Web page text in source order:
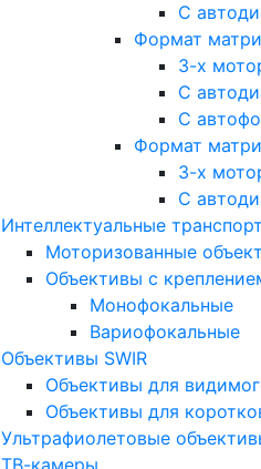
С
Формат
3-х
С
С
Формат
3-х
С
Интеллектуальные
Моторизованные
Объективы с
Монофокальные
Вариофокальные
Объективы SWIR
Объективы для
Объективы для
Ультрафиолетовые
ТВ-камеры